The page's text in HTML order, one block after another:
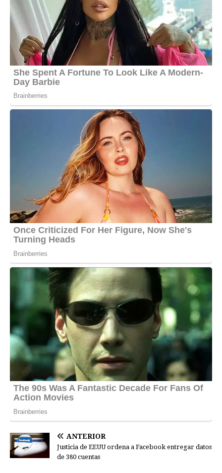
ANTERIOR
Justicia de EEUU ordena a Facebook entregar datos
de 380 cuentas